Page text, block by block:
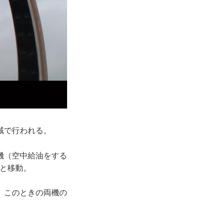
行われる。
空中給油をする
移動。
のときの両機の